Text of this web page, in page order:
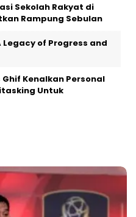
Sekolah Rakyat di
Rampung Sebulan
Legacy of Progress and
Ghif Kenalkan Personal
Untuk